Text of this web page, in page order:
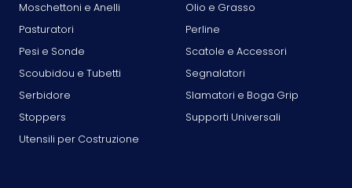
Moschettoni e Anelli
Olio e Grasso
Pasturatori
Perline
Pesi e Sonde
Scatole e Accessori
Scoubidou e Tubetti
Segnalatori
Serbidore
Slamatori e Boga Grip
Stoppers
Supporti Universali
Utensili per Costruzione